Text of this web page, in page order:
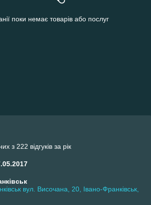
поки немає товарів або послуг
з 222 відгуків за рік
вул. Височана, 20, Івано-Франківськ,